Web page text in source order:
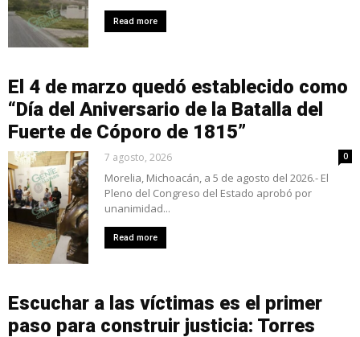
Read more
El 4 de marzo quedó establecido como
“Día del Aniversario de la Batalla del
Fuerte de Cóporo de 1815”
7 agosto, 2026 0
Morelia, Michoacán, a 5 de agosto del 2026.- El
Pleno del Congreso del Estado aprobó por
unanimidad...
Read more
Escuchar a las víctimas es el primer
paso para construir justicia: Torres